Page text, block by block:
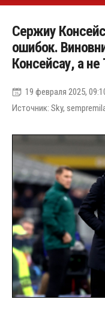
Сержиу
ошибок.
Консейсау, а не
19 февраля 2025,
Источник: Sky,